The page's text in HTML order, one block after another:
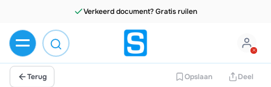
Terug Opslaan Deel